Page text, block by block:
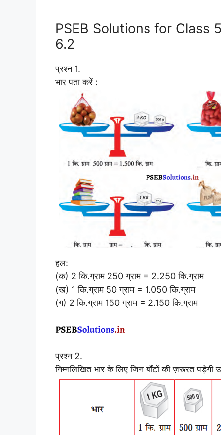
PSEB Solutions for Class
6.2
प्रश्न 1.
भार पता करें :
हल:
(क) 2 कि.ग्राम 250 ग्राम = 2.250 कि.ग्राम
(ख) 1 कि.ग्राम 50 ग्राम = 1.050 कि.ग्राम
(ग) 2 कि.ग्राम 150 ग्राम = 2.150 कि.ग्राम
प्रश्न 2.
निम्नलिखित भार के लिए जिन बाँटों की ज़रूरत